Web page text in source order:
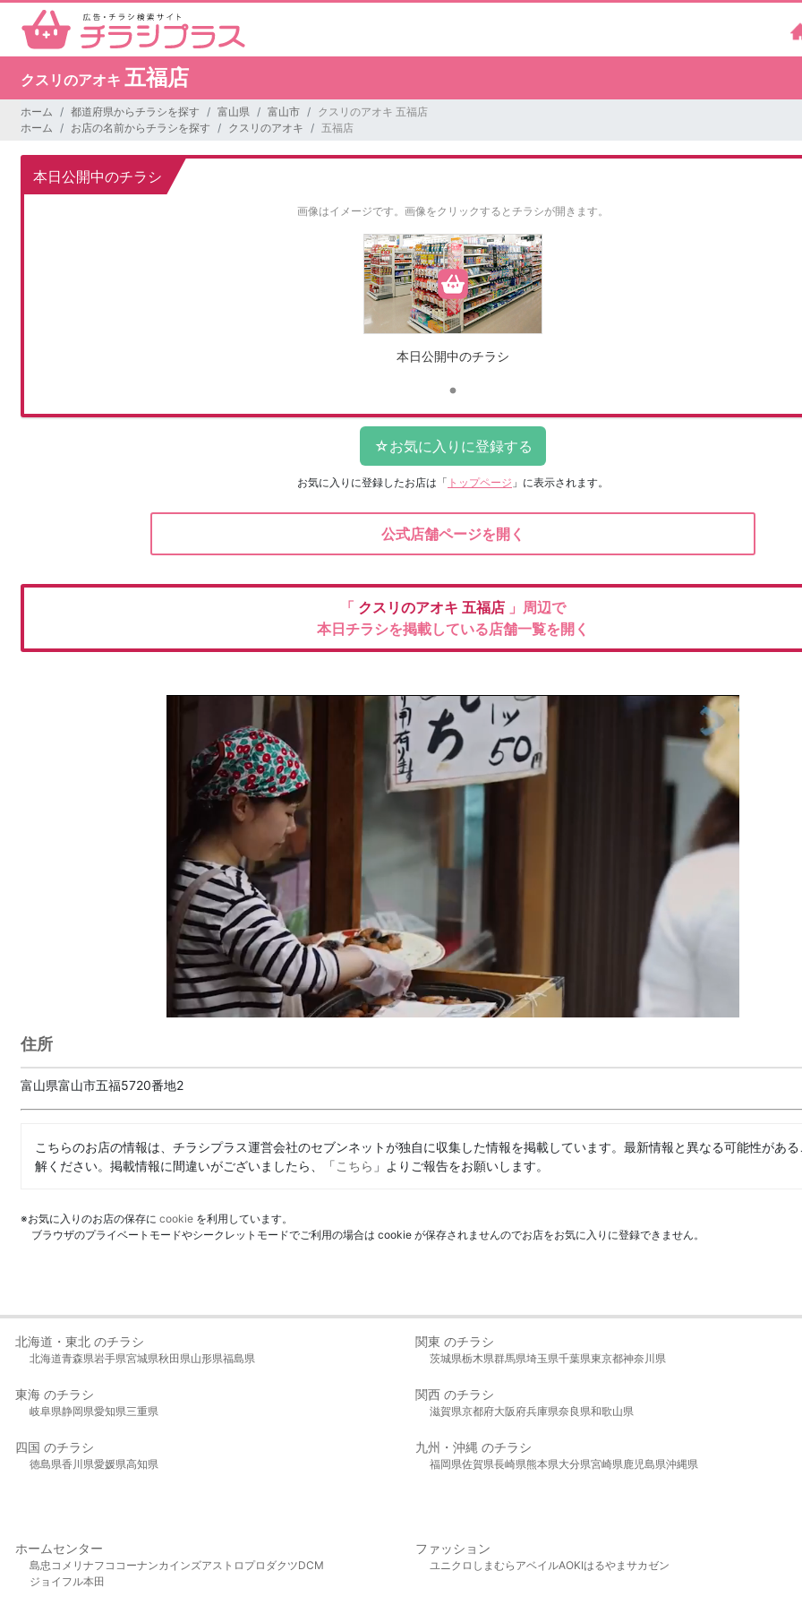
クスリのアオキ 五福店
ホーム 都道府県からチラシを探す 富山県 富山市
クスリのアオキ 五福店
ホーム
お店の名前からチラシを探す クスリのアオキ 五福店
本日公開中のチラシ
画像はイメージです。 画像をクリックするとチラシが開きます。
本日公開中のチラシ
お気に入りに登録したお店は 「 トップページ 」に表示されます。
公式店舗ページを開く
「 クスリのアオキ 五福店 」周辺で
本日チラシを掲載している店舗一覧を開く
住所
富山県富山市五福5720番地2
こちらのお店の情報は、チラシプラス運営会社のセブンネットが独自に収集した情報を掲載しています。最新情報と異なる可能性があ
解ください。掲載情報に間違いがございましたら、「こちら 」よりご報告をお願いします。
※お気に入りのお店の保存に cookie を利用しています。
ブラウザのプライベートモードやシークレットモードでご利用の場合は cookie が保存されませんのでお店をお気に入りに登録できません。
北海道・東北 のチラシ
北海道青森県岩手県宮城県秋田県山形県福島県
関東 のチラシ
茨城県栃木県群馬県埼玉県千葉県東京都神奈川県
東海 のチラシ
岐阜県静岡県愛知県三重県
関西 のチラシ
滋賀県京都府大阪府兵庫県奈良県和歌山県
四国 のチラシ
徳島県香川県愛媛県高知県
九州・沖縄 のチラシ
福岡県佐賀県長崎県熊本県大分県宮崎県鹿児島県沖縄県
ホームセンター
島忠 コメリ ナフコ コーナンカインズアストロプロダクツDCM
ジョイフル本田
ファッション
ユニクロ しまむら アベイルAOKIはるやま サカゼン